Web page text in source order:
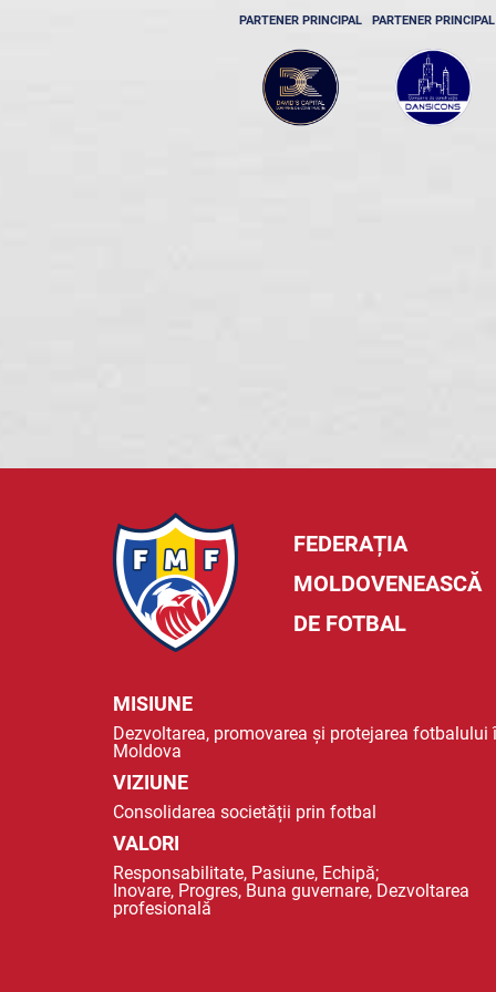
PARTENER PRINCIPAL PARTENER PRINCIPAL
FEDERAȚIA
MOLDOVENEASCĂ
DE FOTBAL
MISIUNE
Dezvoltarea, promovarea și protejarea fotbalului
Moldova
VIZIUNE
Consolidarea societății prin fotbal
VALORI
Responsabilitate, Pasiune, Echipă;
Inovare, Progres, Buna guvernare, Dezvoltarea
profesională